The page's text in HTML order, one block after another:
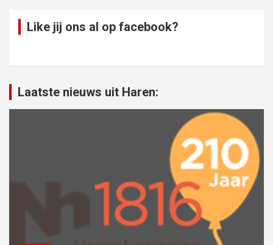
Like jij ons al op facebook?
Laatste nieuws uit Haren: